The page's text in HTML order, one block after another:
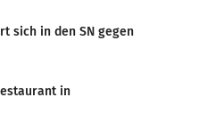
sich in den SN gegen
in